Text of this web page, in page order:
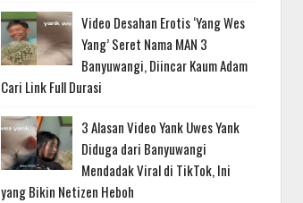
Video Desahan Erotis ‘Yang Wes
Yang’ Seret Nama MAN 3
Banyuwangi, Diincar Kaum Adam
Cari Link Full Durasi
3 Alasan Video Yank Uwes Yank
Diduga dari Banyuwangi
Mendadak Viral di TikTok, Ini
yang Bikin Netizen Heboh